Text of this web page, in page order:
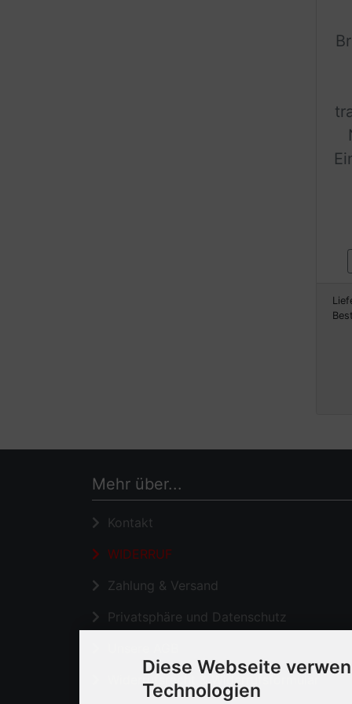
Mehr über...
Kontakt
WIDERRUF
Zahlung & Versand
Privatsphäre und Datenschutz
Widerrufsrecht & Widerrufsformular
Diese Webseite
Technologien